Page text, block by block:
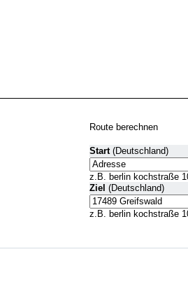
Route berechnen
Start(Deutschland)
z.B. berlin kochstraße
Ziel (Deutschland)
z.B. berlin kochstraße